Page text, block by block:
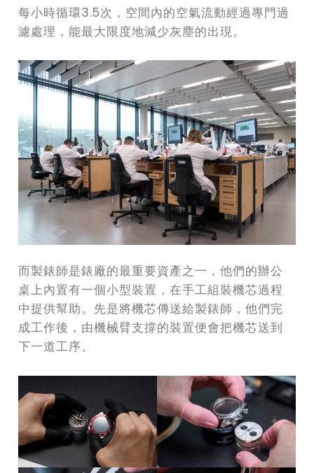
每小時循環3.5次，空間內的空氣流動經過專門過
濾處理，能最大限度地減少灰塵的出現。
而製錶師是錶廠的最重要資產之一，他們的辦公
桌上內置有一個小型裝置，在手工組裝機芯過程
中提供幫助。先是將機芯傳送給製錶師，他們完
成工作後，由機械臂支撐的裝置便會把機芯送到
下一道工序。